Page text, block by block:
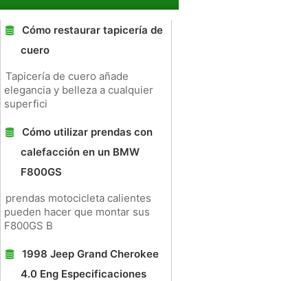
Cómo restaurar tapicería de
cuero
Tapicería de cuero añade
elegancia y belleza a cualquier
superfici
Cómo utilizar prendas con
calefacción en un BMW
F800GS
prendas motocicleta calientes
pueden hacer que montar sus
F800GS B
1998 Jeep Grand Cherokee
4.0 Eng Especificaciones